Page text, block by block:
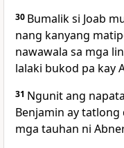
30 Bumalik si Joab
nang kanyang
nawawala sa mga
lalaki bukod pa kay
31 Ngunit ang
Benjamin ay
mga tauhan ni